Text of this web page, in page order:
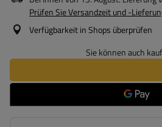
Prüfen Sie Versandzeit und -
Verfügbarkeit in Shops überprüfen
Sie können auch